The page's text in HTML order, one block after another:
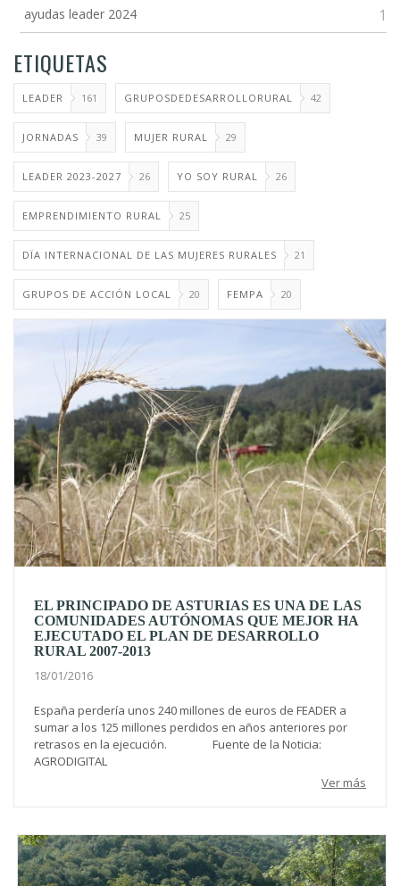
ayudas leader 2024 1
ETIQUETAS
LEADER 161 GRUPOSDEDESARROLLORURAL 42
JORNADAS 39 MUJER RURAL 29
LEADER 2023-2027 26 YO SOY RURAL 26
EMPRENDIMIENTO RURAL 25
DÏA INTERNACIONAL DE LAS MUJERES RURALES 21
GRUPOS DE ACCIÓN LOCAL 20 FEMPA 20
EL PRINCIPADO DE ASTURIAS ES UNA DE LAS
COMUNIDADES AUTÓNOMAS QUE MEJOR HA
EJECUTADO EL PLAN DE DESARROLLO
RURAL 2007-2013
18/01/2016
España perdería unos 240 millones de euros de FEADER a
sumar a los 125 millones perdidos en años anteriores por
retrasos en la ejecución. Fuente de la Noticia:
AGRODIGITAL
Ver más